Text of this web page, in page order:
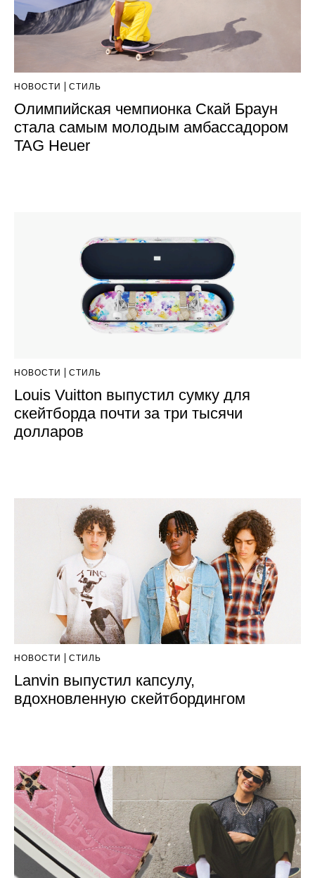
НОВОСТИ СТИЛЬ
Олимпийская чемпионка Скай Браун
стала самым молодым амбассадором
TAG Heuer
НОВОСТИ СТИЛЬ
Louis Vuitton выпустил сумку для
скейтборда почти за три тысячи
долларов
НОВОСТИ СТИЛЬ
Lanvin выпустил капсулу,
вдохновленную скейтбордингом